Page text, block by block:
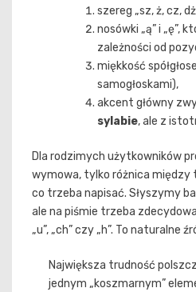
szereg „sz, ż, cz,
nosówki „ą” i „ę”,
zależności od
miękkość
samogłoskami),
akcent główny
sylabie, ale z
Dla rodzimych użytkowników
wymowa, tylko różnica między
co trzeba napisać. Słyszymy
ale na piśmie trzeba
„u”, „ch” czy „h”. To naturalne
Największa trudność
jednym „koszmarnym”